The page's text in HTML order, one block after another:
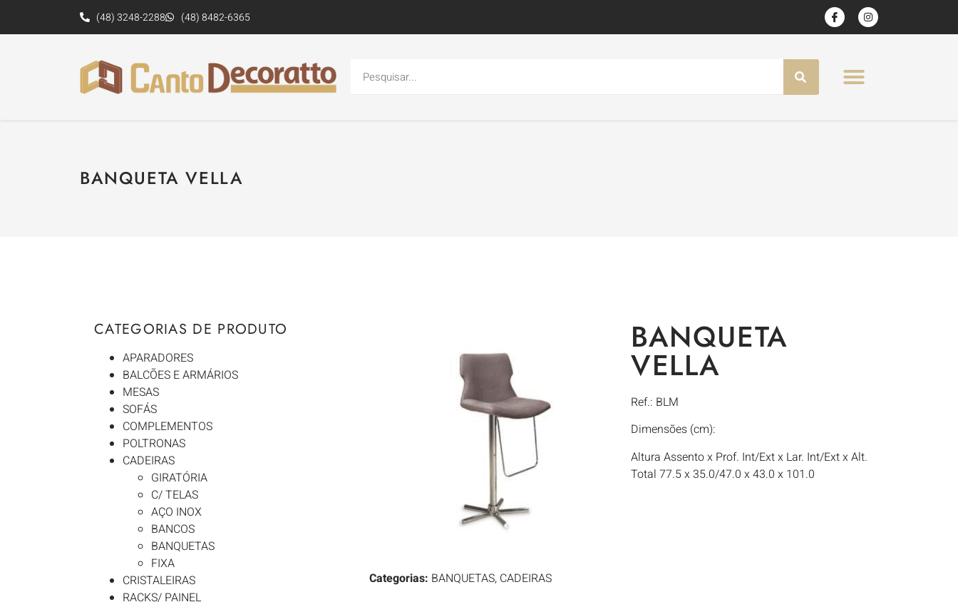
(48) 3248-2288 (48) 8482-6365
BANQUETA VELLA
CATEGORIAS DE PRODUTO
APARADORES
BALCÕES E ARMÁRIOS
MESAS
SOFÁS
COMPLEMENTOS
POLTRONAS
CADEIRAS
GIRATÓRIA
C/ TELAS
AÇO INOX
BANCOS
BANQUETAS
FIXA
CRISTALEIRAS
RACKS/ PAINEL
BANQUETA
VELLA
Ref.: BLM
Dimensões (cm):
Altura Assento x Prof. Int/Ext x Lar. Int/Ext x Alt.
Total 77.5 x 35.0/47.0 x 43.0 x 101.0
Categorias: BANQUETAS, CADEIRAS